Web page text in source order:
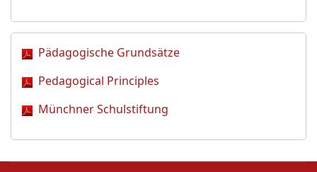
Pädagogische Grundsätze
Pedagogical Principles
Münchner Schulstiftung